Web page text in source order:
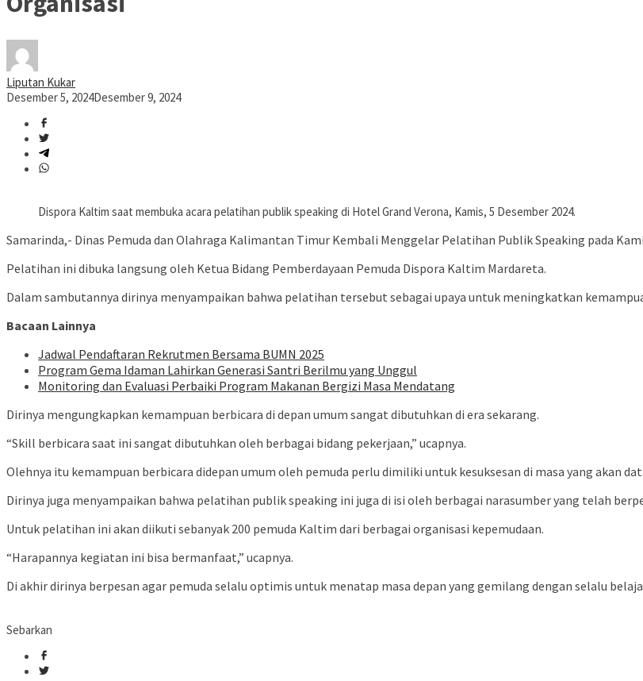
Liputan Kukar
Desember 5, 2024Desember 9, 2024
Dispora Kaltim saat membuka acara pelatihan publik speaking di Hotel Grand Verona, Kamis, 5 Desember 2024.
Samarinda,- Dinas Pemuda dan Olahraga Kalimantan Timur Kembali Menggelar Pelatihan Publik Speaking pada
Pelatihan ini dibuka langsung oleh Ketua Bidang Pemberdayaan Pemuda Dispora Kaltim Mardareta.
Dalam sambutannya dirinya menyampaikan bahwa pelatihan tersebut sebagai upaya untuk meningkatkan
Bacaan Lainnya
Jadwal Pendaftaran Rekrutmen Bersama BUMN 2025
Program Gema Idaman Lahirkan Generasi Santri Berilmu yang Unggul
Monitoring dan Evaluasi Perbaiki Program Makanan Bergizi Masa Mendatang
Dirinya mengungkapkan kemampuan berbicara di depan umum sangat dibutuhkan di era sekarang.
“Skill berbicara saat ini sangat dibutuhkan oleh berbagai bidang pekerjaan,” ucapnya.
Olehnya itu kemampuan berbicara didepan umum oleh pemuda perlu dimiliki untuk kesuksesan di masa yang akan
Dirinya juga menyampaikan bahwa pelatihan publik speaking ini juga di isi oleh berbagai narasumber yang telah
Untuk pelatihan ini akan diikuti sebanyak 200 pemuda Kaltim dari berbagai organisasi kepemudaan.
“Harapannya kegiatan ini bisa bermanfaat,” ucapnya.
Di akhir dirinya berpesan agar pemuda selalu optimis untuk menatap masa depan yang gemilang dengan selalu
Sebarkan